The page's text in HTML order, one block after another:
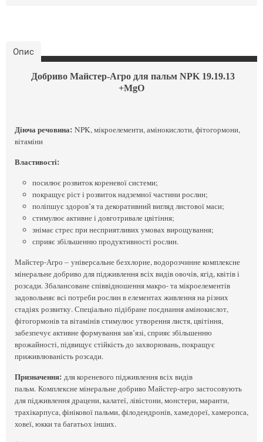
Опис
Добриво Майстер-Агро для пальм NPK 19.19.13
+MgO
Діюча речовина: NPK, мікроелементи, амінокислоти, фітогормони,
вітаміни
Властивості:
посилює розвиток кореневої системи;
покращує ріст і розвиток надземної частини рослин;
поліпшує здоров’я та декоративний вигляд листової маси;
стимулює активне і довготривале цвітіння;
знімає стрес при несприятливих умовах вирощування;
сприяє збільшенню продуктивності рослин.
Майстер-Агро – універсальне безхлорне, водорозчинне комплексне
мінеральне добриво для підживлення всіх видів овочів, ягід, квітів і
розсади. Збалансоване співвідношення макро- та мікроелементів
задовольняє всі потреби рослин в елементах живлення на різних
стадіях розвитку. Спеціально підібране поєднання амінокислот,
фітогормонів та вітамінів стимулює утворення листя, цвітіння,
забезпечує активне формування зав’язі, сприяє збільшенню
врожайності, підвищує стійкість до захворювань, покращує
приживлюваність розсади.
Призначення: для кореневого підживлення всіх видів
пальм. Комплексне мінеральне добриво Майстер-агро застосовують
для підживлення драцени, калатеї, лівістони, монстери, маранти,
трахікарпуса, фінікової пальми, філодендронів, хамедореї, хамеропса,
ховеї, юкки та багатьох інших.